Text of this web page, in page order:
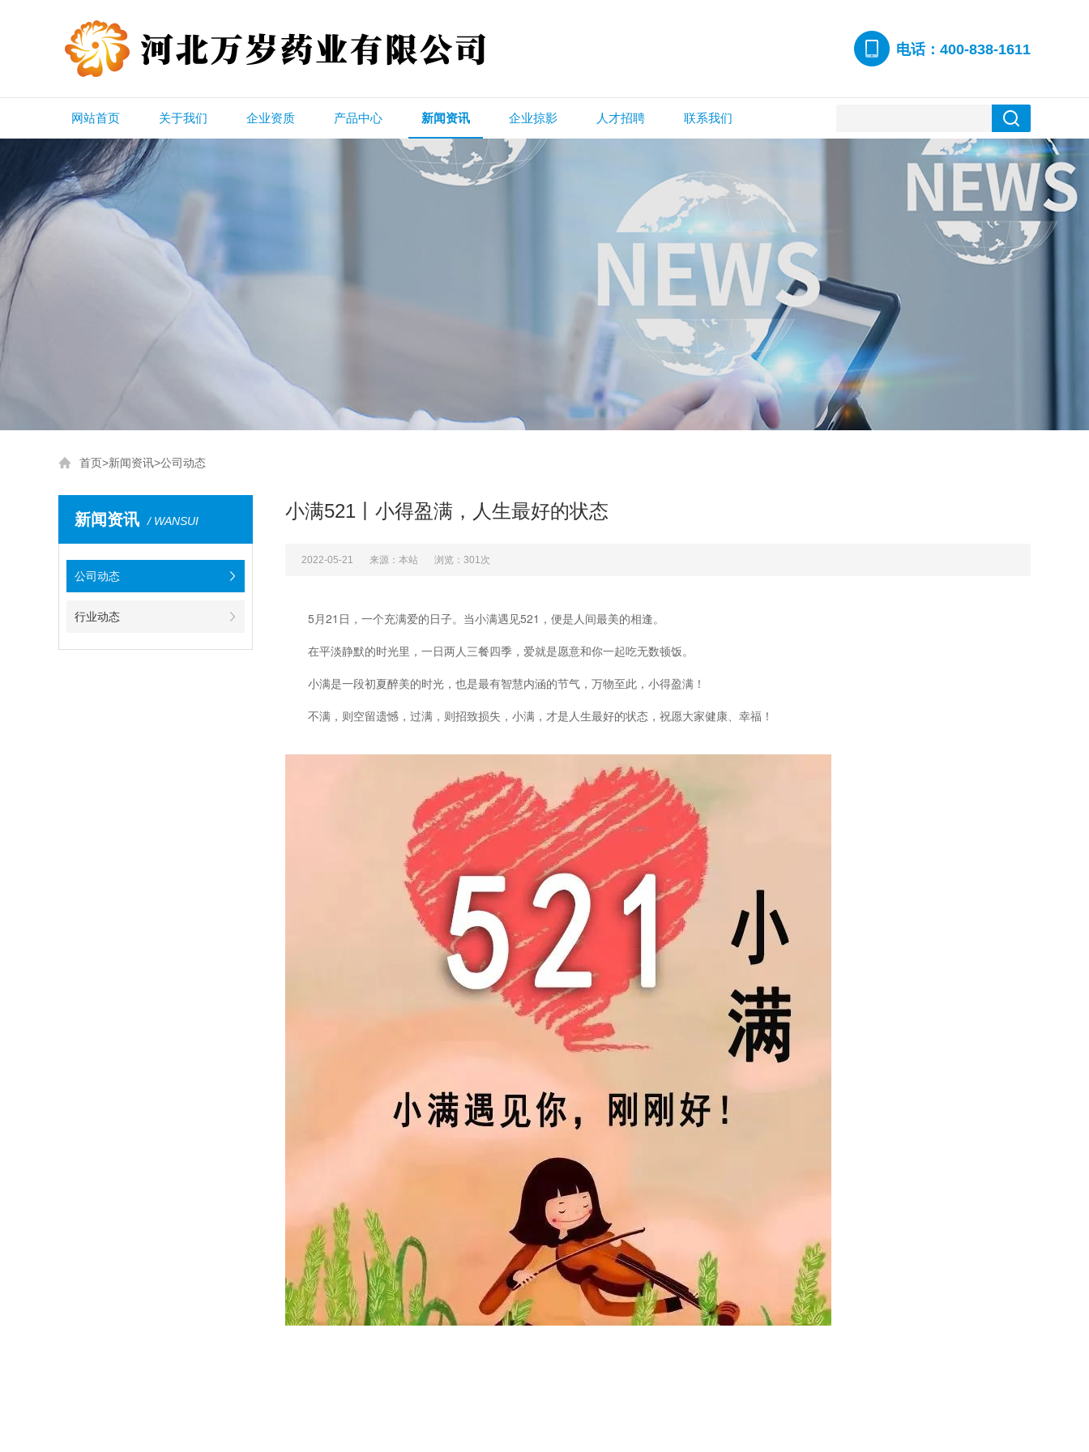
电话：400-838-1611
网站首页 关于我们 企业资质 产品中心 新闻资讯 企业掠影 人才招聘 联系我们
首页>新闻资讯>公司动态
新闻资讯 / WANSUI
公司动态
行业动态
小满521丨小得盈满，人生最好的状态
2022-05-21 来源：本站 浏览：301次
5月21日，一个充满爱的日子。 当小满遇见521，便是人间最美的相逢。
在平淡静默的时光里，一日两人三餐四季， 爱就是愿意和你一起吃无数顿饭。
小满是一段初夏醉美的时光，也是最有智慧内涵的节气，万物至此，小得盈满！
不满，则空留遗憾，过满，则招致损失， 小满，才是人生最好的状态，祝愿大家健康、幸福！